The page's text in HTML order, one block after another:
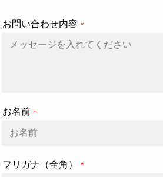
を
追
お問い合わせ内容 *
お名前 *
フリガナ（全角） *